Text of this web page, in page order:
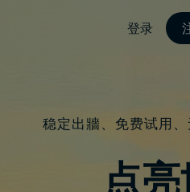
登录
稳定出牆、免费试用
点